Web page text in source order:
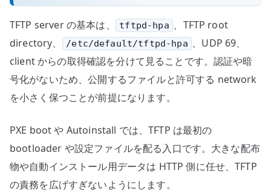
TFTP server の基本は、 tftpd-hpa 、TFTP root
directory、
/etc/default/tftpd-hpa 、UDP 69、
client からの取得確認を分けて見ることです。認証や暗
号化がないため、公開するファイルと許可する network
を小さく保つことが前提になります。
PXE boot や Autoinstall では、TFTP は最初の
bootloader や設定ファイルを配る入口です。大きな配布
物や自動インストール用データは HTTP 側に任せ、TFTP
の責務を広げすぎないようにします。